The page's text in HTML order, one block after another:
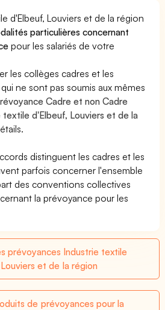
d'Elbeuf, Louviers et de la région
particulières concernant
pour les salariés de votre
les collèges cadres et les
ne sont pas soumis aux mêmes
Cadre et non Cadre
textile d'Elbeuf, Louviers et de la
distinguent les cadres et les
parfois concerner l'ensemble
des conventions collectives
la prévoyance pour les
prévoyances Industrie textile
et de la région
de prévoyances pour la